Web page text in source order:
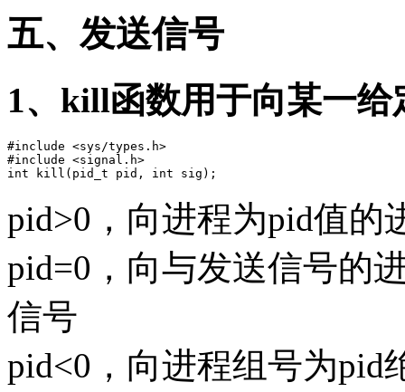
五、发送信号
1、kill函数用于向某一
#include <sys/types.h>
#include <signal.h>
pid>0，向进程为pid值的
pid=0，向与发送信号的
信号
pid<0，向进程组号为pid